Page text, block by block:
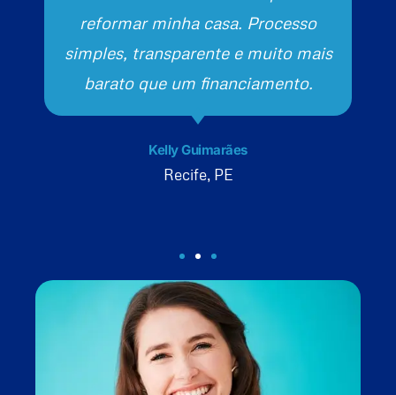
reformar minha casa. Processo
simples, transparente e muito mais
barato que um financiamento.
Kelly Guimarães
Recife, PE